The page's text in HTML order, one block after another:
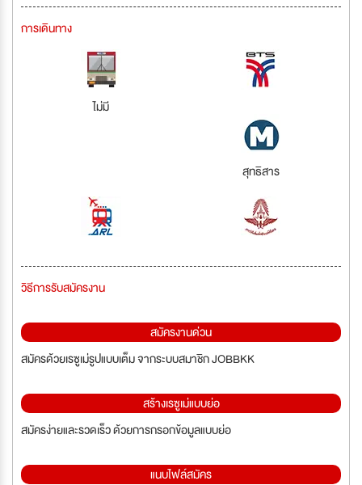
การเดินทาง
ไม่มี
สุทธิสาร
วิธีการรับสมัครงาน
สมัครงานด่วน
สมัครด้วยเรซูเม่รูปแบบเต็ม จากระบบสมาชิก JOBBKK
สร้างเรซูเม่แบบย่อ
สมัครง่ายและรวดเร็ว ด้วยการกรอกข้อมูลแบบย่อ
แนบไฟล์สมัคร